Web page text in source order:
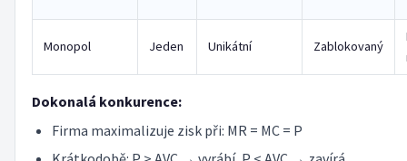
Monopol Jeden Unikátní Zablokovaný
Dokonalá konkurence:
Firma maximalizuje zisk při: MR = MC = P